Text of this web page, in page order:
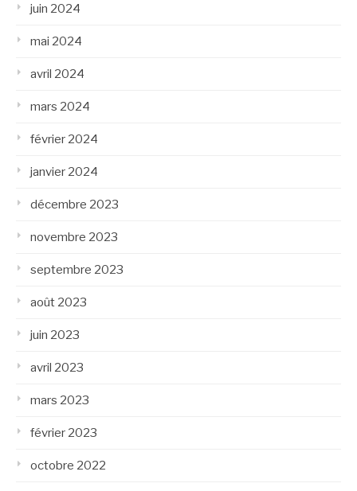
juin 2024
mai 2024
avril 2024
mars 2024
février 2024
janvier 2024
décembre 2023
novembre 2023
septembre 2023
août 2023
juin 2023
avril 2023
mars 2023
février 2023
octobre 2022